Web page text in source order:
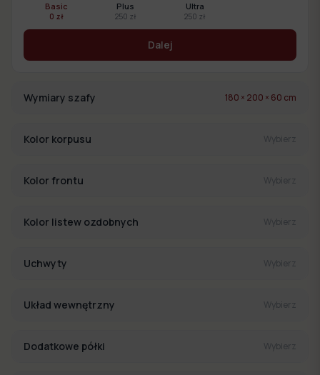
Basic
0 zł
Plus
250 zł
Ultra
250 zł
Dalej
Wymiary szafy 180 × 200 × 60 cm
Kolor korpusu Wybierz
Kolor frontu Wybierz
Kolor listew ozdobnych Wybierz
Uchwyty Wybierz
Układ wewnętrzny Wybierz
Dodatkowe półki Wybierz